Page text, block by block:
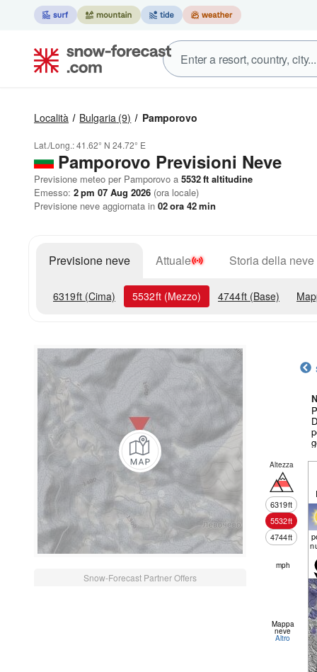
Località Bulgaria (9) Pamporovo
Lat./Long.:41.62° N 24.72° E
Pamporovo Previsioni Neve
Previsione meteo per Pamporovo a 5532ft altitudine
Emesso: 2 pm 07 Aug 2026 (ora locale)
Previsione neve aggiornata in 02ora 42min
Previsione neve Attuale Storia della neve
6319ft (Cima) 5532ft (Mezzo) 4744ft (Base)
Snow-Forecast Partner Offers
Altezza
6319ft
5532ft
4744ft
mph
Mappa
neve
Altro